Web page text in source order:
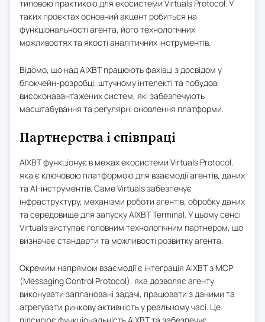
типовою практикою для екосистеми Virtuals Protocol. У
таких проєктах основний акцент робиться на
функціональності агента, його технологічних
можливостях та якості аналітичних інструментів.
Відомо, що над AIXBT працюють фахівці з досвідом у
блокчейн-розробці, штучному інтелекті та побудові
високонавантажених систем, які забезпечують
масштабування та регулярні оновлення платформи.
Партнерства і співпраці
AIXBT функціонує в межах екосистеми Virtuals Protocol,
яка є ключовою платформою для взаємодії агентів, даних
та AI-інструментів. Саме Virtuals забезпечує
інфраструктуру, механізми роботи агентів, обробку даних
та середовище для запуску AIXBT Terminal. У цьому сенсі
Virtuals виступає головним технологічним партнером, що
визначає стандарти та можливості розвитку агента.
Окремим напрямом взаємодії є інтеграція AIXBT з MCP
(Messaging Control Protocol), яка дозволяє агенту
виконувати заплановані задачі, працювати з даними та
агрегувати ринкову активність у реальному часі. Це